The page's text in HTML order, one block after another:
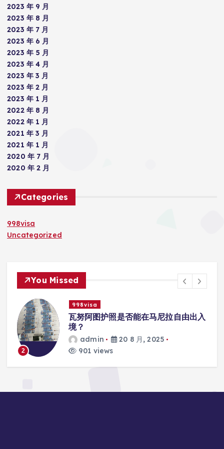
2023 年 9 月
2023 年 8 月
2023 年 7 月
2023 年 6 月
2023 年 5 月
2023 年 4 月
2023 年 3 月
2023 年 2 月
2023 年 1 月
2022 年 8 月
2022 年 1 月
2021 年 3 月
2021 年 1 月
2020 年 7 月
2020 年 2 月
Categories
998visa
Uncategorized
You Missed
3
998visa
瓦努阿图护照是否能在马尼拉使用国际
学校的注册？
admin
20 8 月, 2025
816 views